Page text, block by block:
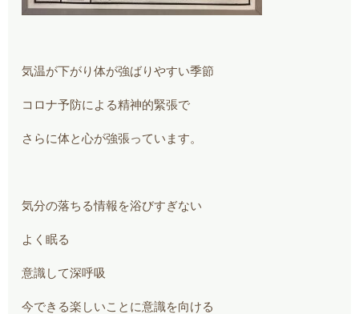
気温が下がり体が強ばりやすい季節
コロナ予防による精神的緊張で
さらに体と心が強張っています。
気分の落ちる情報を浴びすぎない
よく眠る
意識して深呼吸
今できる楽しいことに意識を向ける